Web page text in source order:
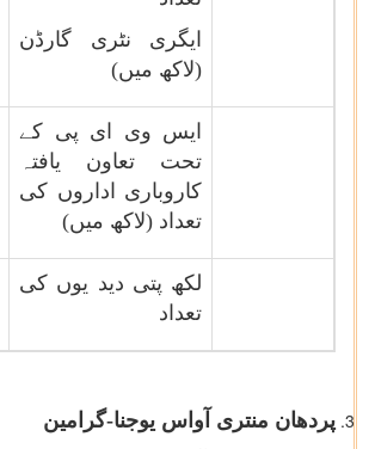
ایگری نٹری گارڈن
(لاکھ میں)
ایس وی ای پی کے
تحت تعاون یافتہ
کاروباری اداروں کی
تعداد (لاکھ میں)
لکھ پتی دید یوں کی
تعداد
پردھان منتری آواس یوجنا-گرامین